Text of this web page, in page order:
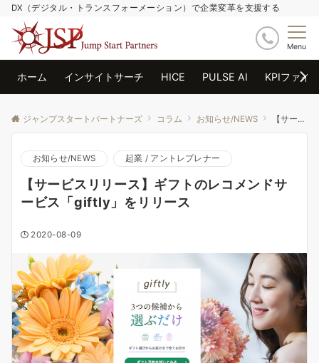
DX（デジタル・トランスフォーメーション）で企業変革を支援する
Menu
ホーム インサイトサーチ HICE PULSE AI KPIファイ
ジャンプスタートパートナーズ コラム お知らせ/NEWS 【サービスリリース】ギフトのレコメンドサービス「giftly」をリリース
お知らせ/NEWS 起業 / アントレプレナー
【サービスリリース】ギフトのレコメンドサ
ービス「giftly」をリリース
2020-08-09